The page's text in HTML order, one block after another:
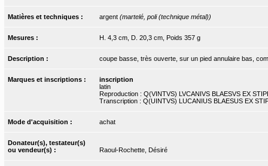
Matières et techniques : argent (martelé, poli (technique métal))
Mesures : H. 4,3 cm, D. 20,3 cm, Poids 357 g
Description : coupe basse, très ouverte, sur un pied annulaire bas,
Marques et inscriptions :
inscription
latin
Reproduction : Q(VINTVS) LVCANIVS BLAESVS EX
Transcription : Q(UINTVS) LUCANIUS BLAESUS EX
Mode d'acquisition : achat
Donateur(s), testateur(s)
ou vendeur(s) :
Raoul-Rochette, Désiré